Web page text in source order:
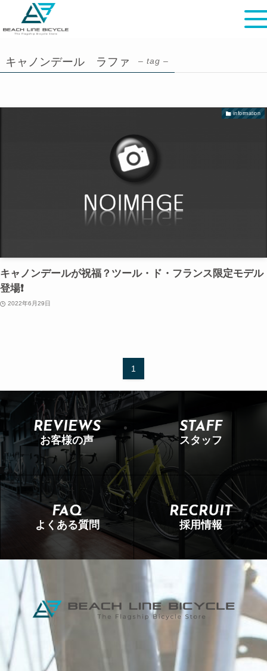
キャノンデール ラファ – tag –
information
キャノンデールが祝福？ツール・ド・フランス限定モデル
登場❗️
2022年6月29日
1
REVIEWS
お客様の声
STAFF
スタッフ
FAQ
よくある質問
RECRUIT
採用情報